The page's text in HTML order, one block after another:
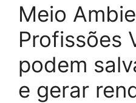
Meio
Profissões
podem
e gerar